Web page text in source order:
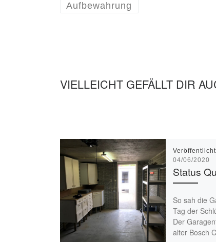
Aufbewahrung
VIELLEICHT GEFÄLLT DIR
04/06/2020
Status
So sah die
Tag der
Der
alter Bosch